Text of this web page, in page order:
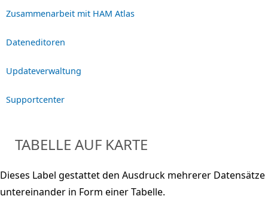
Zusammenarbeit mit HAM Atlas
Dateneditoren
Updateverwaltung
Supportcenter
TABELLE AUF KARTE
Dieses Label gestattet den Ausdruck mehrerer Datensätze
untereinander in Form einer Tabelle.